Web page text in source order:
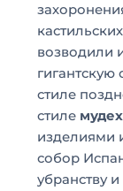
возводили
стиле
стиле
изделиями
собор
убранству